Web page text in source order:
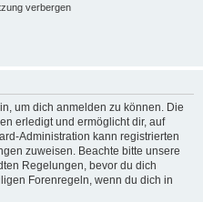
verbergen
um dich anmelden zu können. Die
erledigt und ermöglicht dir, auf
Administration kann registrierten
zuweisen. Beachte bitte unsere
Regelungen, bevor du dich
Forenregeln, wenn du dich in